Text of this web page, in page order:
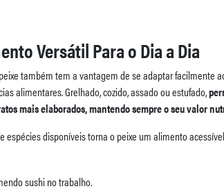
Versátil Para o Dia a Dia
também tem a vantagem de se adaptar facilmente
alimentares. Grelhado, cozido, assado ou estufado,
mais elaborados, mantendo sempre o seu valor
espécies disponíveis torna o peixe um alimento